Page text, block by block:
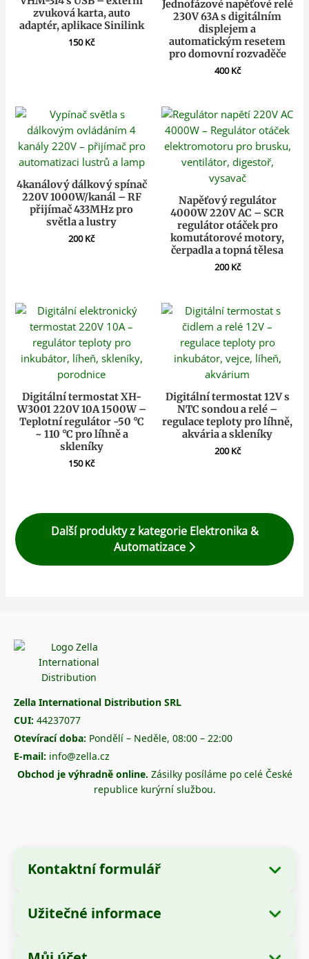
zvuková karta, auto
adaptér, aplikace Sinilink
150Kč
Jednofázové napěťové relé
230V 63A s digitálním
displejem a
automatickým resetem
pro domovní rozvaděče
400Kč
4kanálový dálkový spínač
220V 1000W/kanál – RF
přijímač 433MHz pro
světla a lustry
200Kč
Napěťový regulátor
4000W 220V AC – SCR
regulátor otáček pro
komutátorové motory,
čerpadla a topná tělesa
200Kč
Digitální termostat XH-
W3001 220V 10A 1500W –
Teplotní regulátor -50 °C
~ 110 °C pro líhně a
skleníky
150Kč
Digitální termostat 12V s
NTC sondou a relé –
regulace teploty pro líhně,
akvária a skleníky
200Kč
Další produkty z kategorie Elektronika &
Automatizace
Zella International Distribution SRL
CUI: 44237077
Otevírací doba: Pondělí – Neděle, 08:00 – 22:00
E-mail: info@zella.cz
Obchod je výhradně online. Zásilky posíláme po celé České
republice kurýrní službou.
Kontaktní formulář
Název společnosti:
Užitečné informace